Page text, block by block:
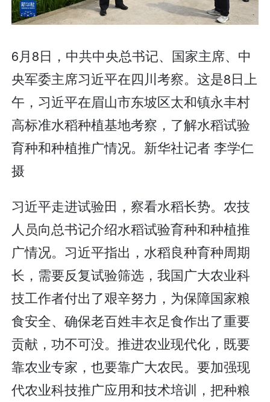
6月8日，中共中央总书记、国家主席、中
央军委主席习近平在四川考察。这是8日上
午，习近平在眉山市东坡区太和镇永丰村
高标准水稻种植基地考察，了解水稻试验
育种和种植推广情况。新华社记者 李学仁
摄
习近平走进试验田，察看水稻长势。农技
人员向总书记介绍水稻试验育种和种植推
广情况。习近平指出，水稻良种育种周期
长，需要反复试验筛选，我国广大农业科
技工作者付出了艰辛努力，为保障国家粮
食安全、确保老百姓丰衣足食作出了重要
贡献，功不可没。推进农业现代化，既要
靠农业专家，也要靠广大农民。要加强现
代农业科技推广应用和技术培训，把种粮